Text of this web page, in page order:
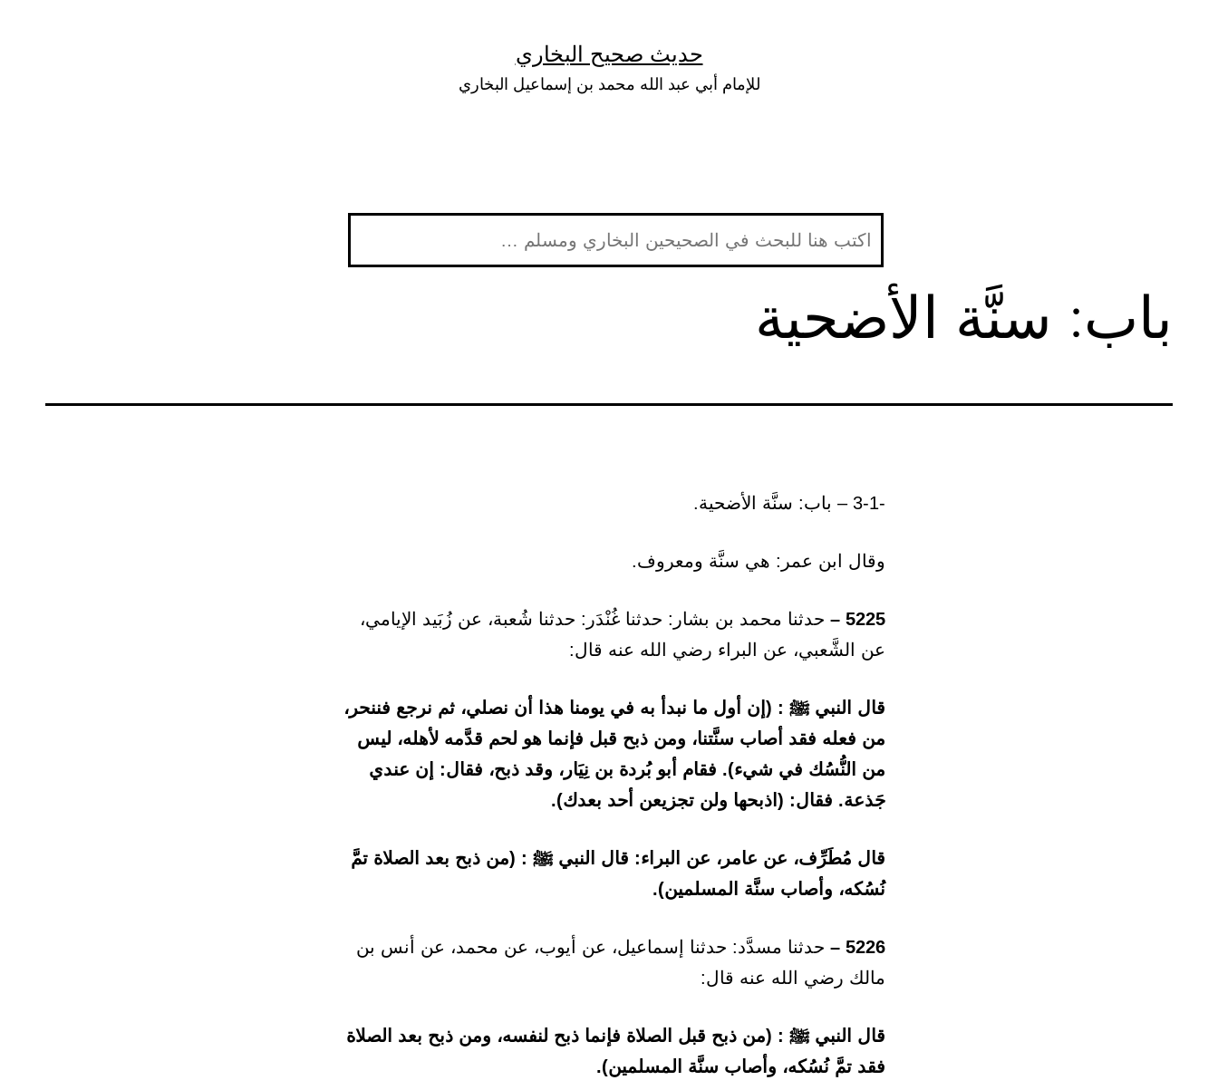
حديث صحيح البخاري
للإمام أبي عبد الله محمد بن إسماعيل البخاري
باب: سنَّة الأضحية
-3-1 – باب: سنَّة الأضحية.
وقال ابن عمر: هي سنَّة ومعروف.
5225 –
حدثنا محمد بن بشار: حدثنا غُنْدَر: حدثنا شُعبة، عن زُبَيد الإيامي،
عن الشَّعبي، عن البراء رضي الله عنه قال:
قال النبي ﷺ : (إن أول ما نبدأ به في يومنا هذا أن نصلي، ثم نرجع فننحر،
من فعله فقد أصاب سنَّتنا، ومن ذبح قبل فإنما هو لحم قدَّمه لأهله، ليس
من النُّسُك في شيء). فقام أبو بُردة بن نِيَار، وقد ذبح، فقال: إن عندي
جَذعة. فقال: (اذبحها ولن تجزيعن أحد بعدك).
قال مُطَرِّف، عن عامر، عن البراء: قال النبي ﷺ : (من ذبح بعد الصلاة تمَّ
نُسُكه، وأصاب سنَّة المسلمين).
5226 –
حدثنا مسدَّد: حدثنا إسماعيل، عن أيوب، عن محمد، عن أنس بن
مالك رضي الله عنه قال:
قال النبي ﷺ : (من ذبح قبل الصلاة فإنما ذبح لنفسه، ومن ذبح بعد الصلاة
فقد تمَّ نُسُكه، وأصاب سنَّة المسلمين).